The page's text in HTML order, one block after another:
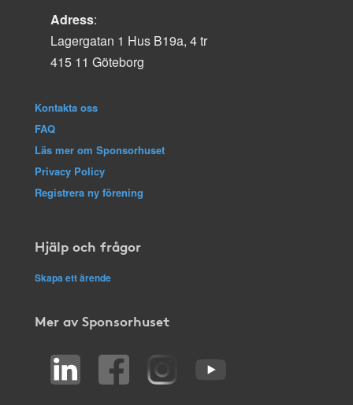
Adress:
Lagergatan 1 Hus B19a, 4 tr
415 11 Göteborg
Kontakta oss
FAQ
Läs mer om Sponsorhuset
Privacy Policy
Registrera ny förening
Hjälp och frågor
Skapa ett ärende
Mer av Sponsorhuset